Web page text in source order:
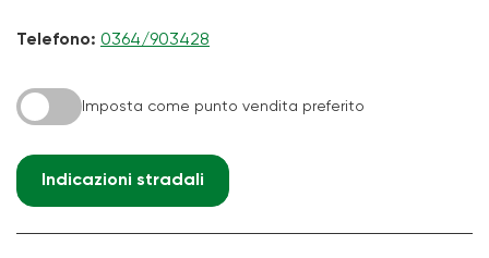
Telefono: 0364/903428
Imposta come punto vendita preferito
Indicazioni stradali